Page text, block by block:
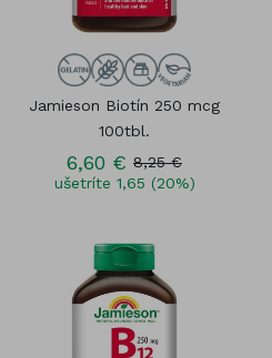
Jamieson Biotín 250 mcg
100tbl.
6,60 € 8,25 €
ušetríte 1,65 (20%)